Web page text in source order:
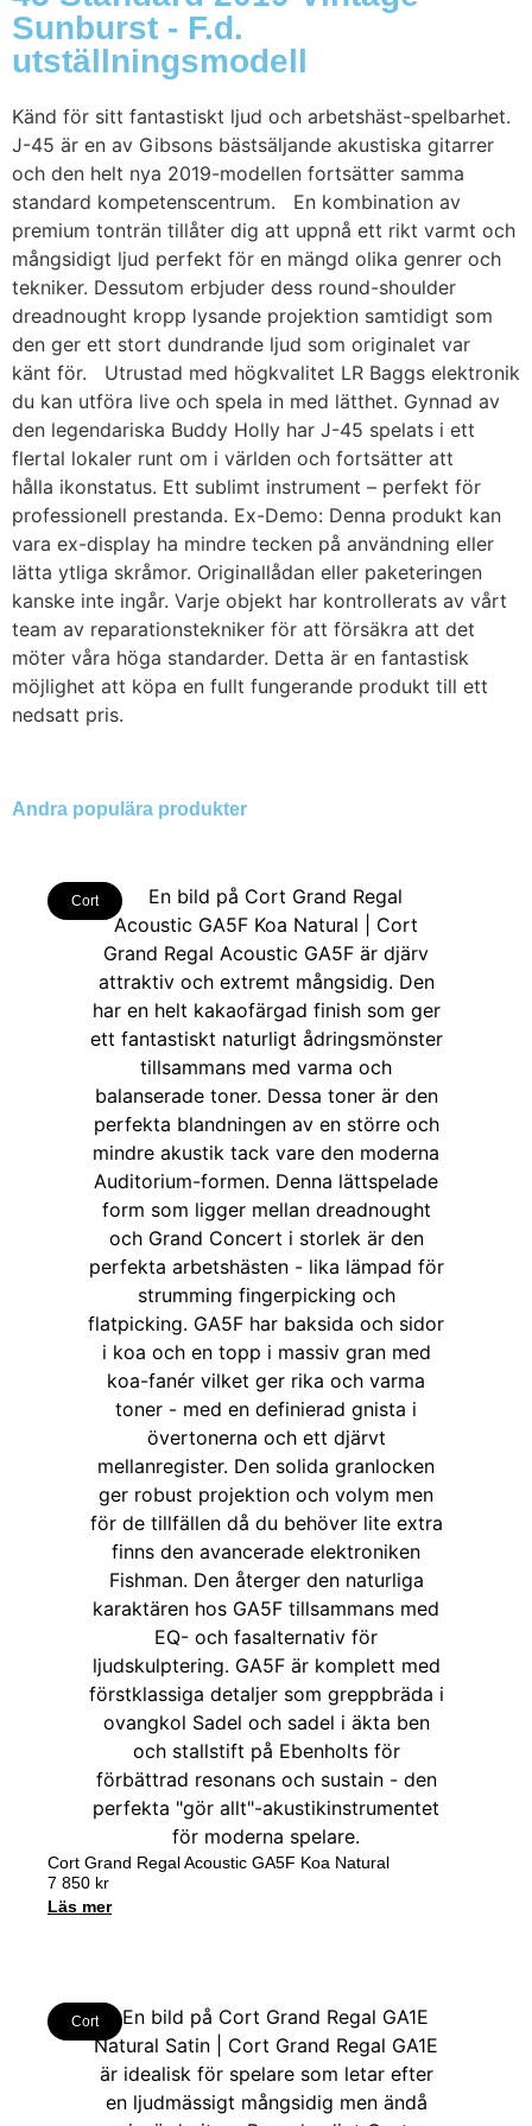
Sunburst - F.d.
utställningsmodell
Känd för sitt fantastiskt ljud och arbetshäst-spelbarhet.
J-45 är en av Gibsons bästsäljande akustiska gitarrer
och den helt nya 2019-modellen fortsätter samma
standard kompetenscentrum. En kombination av
premium tonträn tillåter dig att uppnå ett rikt varmt och
mångsidigt ljud perfekt för en mängd olika genrer och
tekniker. Dessutom erbjuder dess round-shoulder
dreadnought kropp lysande projektion samtidigt som
den ger ett stort dundrande ljud som originalet var
känt för. Utrustad med högkvalitet LR Baggs elektronik
du kan utföra live och spela in med lätthet. Gynnad av
den legendariska Buddy Holly har J-45 spelats i ett
flertal lokaler runt om i världen och fortsätter att
hålla ikonstatus. Ett sublimt instrument – perfekt för
professionell prestanda. Ex-Demo: Denna produkt kan
vara ex-display ha mindre tecken på användning eller
lätta ytliga skråmor. Originallådan eller paketeringen
kanske inte ingår. Varje objekt har kontrollerats av vårt
team av reparationstekniker för att försäkra att det
möter våra höga standarder. Detta är en fantastisk
möjlighet att köpa en fullt fungerande produkt till ett
nedsatt pris.
Andra populära produkter
Cort
Cort Grand Regal Acoustic GA5F Koa Natural
7 850 kr
Läs mer
Cort